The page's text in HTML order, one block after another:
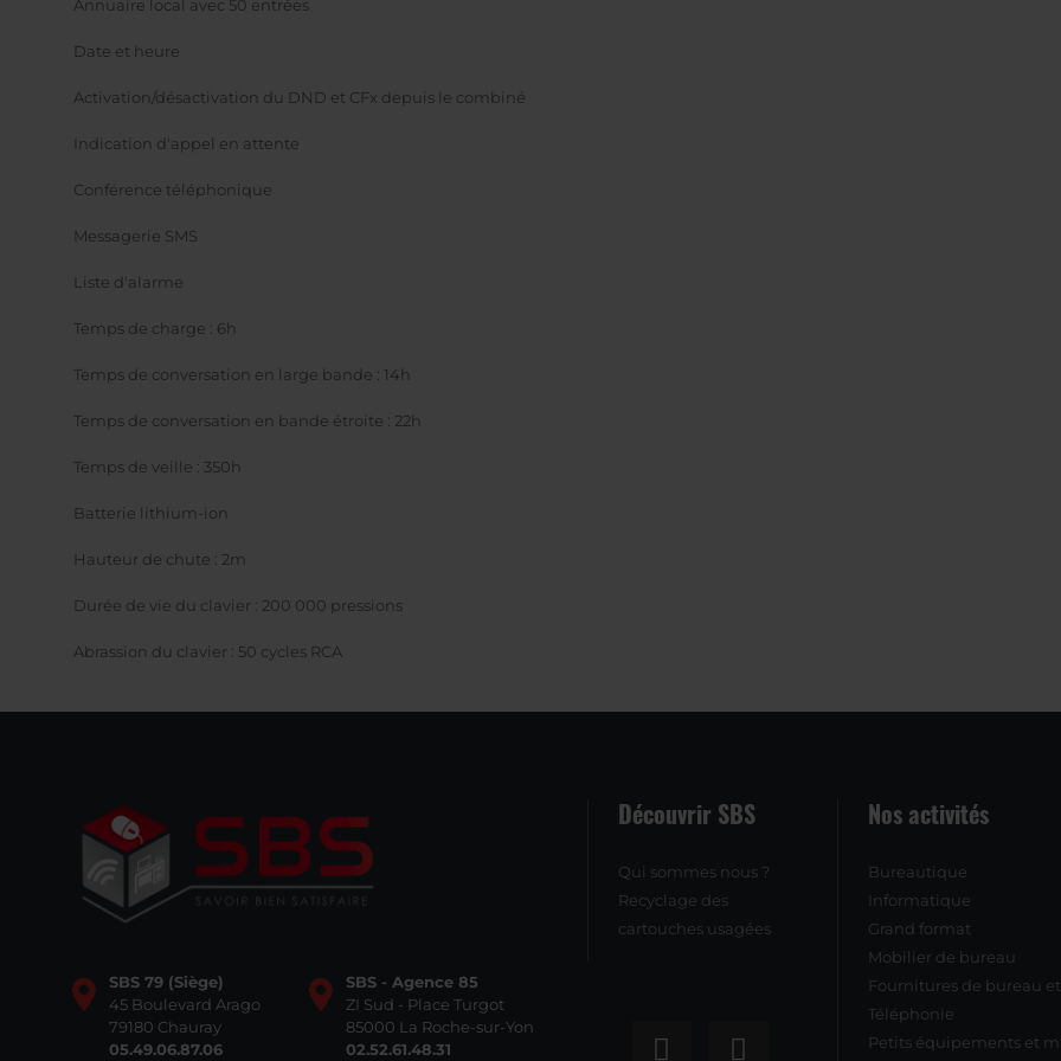
Annuaire local avec 50 entrées
Date et heure
Activation/désactivation du DND et CFx depuis le combiné
Indication d'appel en attente
Conférence téléphonique
Messagerie SMS
Liste d'alarme
Temps de charge : 6h
Temps de conversation en large bande : 14h
Temps de conversation en bande étroite : 22h
Temps de veille : 350h
Batterie lithium-ion
Hauteur de chute : 2m
Durée de vie du clavier : 200 000 pressions
Abrassion du clavier : 50 cycles RCA
SBS 79 (Siège)
45 Boulevard Arago
79180 Chauray
05.49.06.87.06
SBS - Agence 85
ZI Sud - Place Turgot
85000 La Roche-sur-Yon
02.52.61.48.31
Découvrir SBS
Qui sommes nous ?
Recyclage des
cartouches usagées
Nos activités
Bureautique
Informatique
Grand format
Mobilier de bureau
Fournitures de bureau
Téléphonie
Petits équipements et